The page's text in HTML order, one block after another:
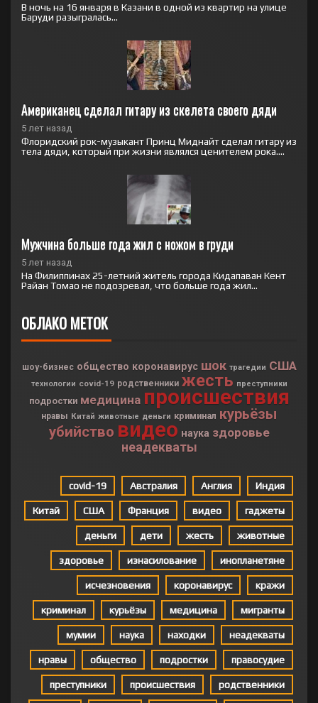
В ночь на 16 января в Казани в одной из квартир на улице
Баруди разыгралась...
Американец сделал гитару из скелета своего дяди
5 лет назад
Флоридский рок-музыкант Принц Миднайт сделал гитару из
тела дяди, который при жизни являлся ценителем рока....
Мужчина больше года жил с ножом в груди
5 лет назад
На Филиппинах 25-летний житель города Кидапаван Кент
Райан Томао не подозревал, что больше года жил...
ОБЛАКО МЕТОК
шоу-бизнес общество коронавирус шок трагедии США
технологии covid-19 родственники жесть преступники
подростки медицина происшествия
нравы Китай животные деньги криминал курьёзы
убийство видео наука здоровье
неадекваты
covid-19 Австралия Англия Индия
Китай США Франция видео гаджеты
деньги дети жесть животные
здоровье изнасилование инопланетяне
исчезновения коронавирус кражи
криминал курьёзы медицина мигранты
мумии наука находки неадекваты
нравы общество подростки правосудие
преступники происшествия родственники